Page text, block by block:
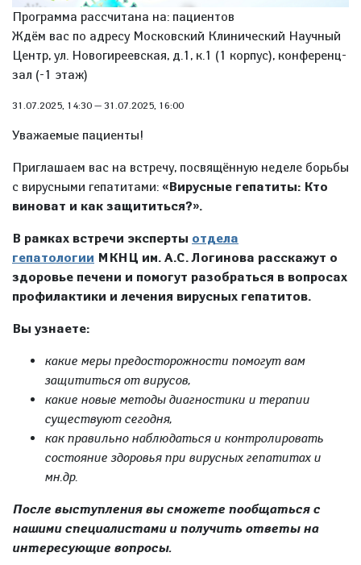
Программа рассчитана на: пациентов
Ждём вас по адресу Московский Клинический Научный
Центр, ул. Новогиреевская, д.1, к.1 (1 корпус), конференц-
зал (-1 этаж)
31.07.2025, 14:30 — 31.07.2025, 16:00
Уважаемые пациенты!
Приглашаем вас на встречу, посвящённую неделе борьбы
с вирусными гепатитами: «Вирусные гепатиты: Кто
виноват и как защититься?».
В рамках встречи эксперты отдела
гепатологии МКНЦ им. А.С. Логинова расскажут о
здоровье печени и помогут разобраться в вопросах
профилактики и лечения вирусных гепатитов.
Вы узнаете:
какие меры предосторожности помогут вам
защититься от вирусов,
какие новые методы диагностики и терапии
существуют сегодня,
как правильно наблюдаться и контролировать
состояние здоровья при вирусных гепатитах и
мн.др.
После выступления вы сможете пообщаться с
нашими специалистами и получить ответы на
интересующие вопросы.